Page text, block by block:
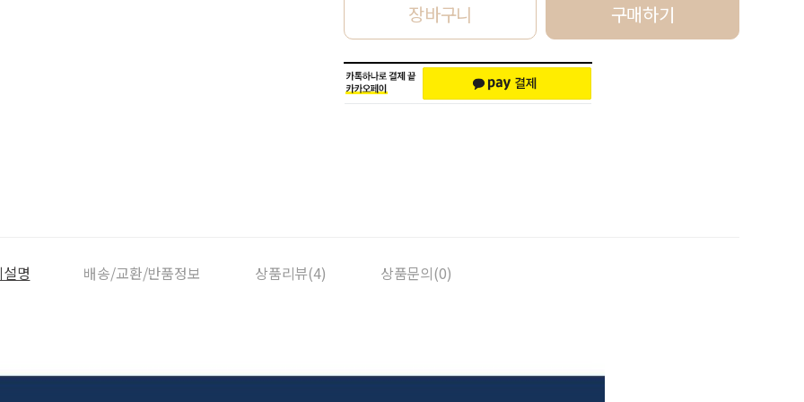
장바구니 구매하기
명 배송/교환/반품정보 상품리뷰(4) 상품문의(0)